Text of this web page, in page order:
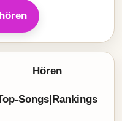
Hören
Songs|Rankings